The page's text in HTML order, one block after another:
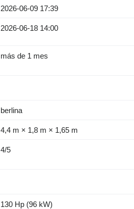
2026-06-09 17:39
2026-06-18 14:00
más de 1 mes
berlina
4,4 m × 1,8 m × 1,65 m
4/5
130 Hp (96 kW)